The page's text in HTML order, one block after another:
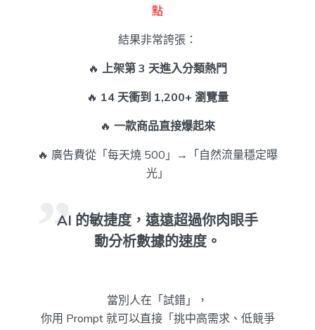
點
結果非常誇張：
🔥 上架第 3 天進入分類熱門
🔥 14 天衝到 1,200+ 瀏覽量
🔥 一款商品直接爆起來
🔥 廣告費從「每天燒 500」→「自然流量穩定曝
光」
AI 的敏捷度，遠遠超過你肉眼手
動分析數據的速度。
當別人在「試錯」，
你用 Prompt 就可以直接「挑中高需求、低競爭